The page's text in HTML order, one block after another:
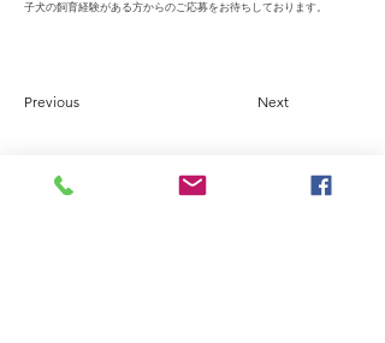
子犬の飼育経験がある方からのご応募をお待ちしております。
Previous Next